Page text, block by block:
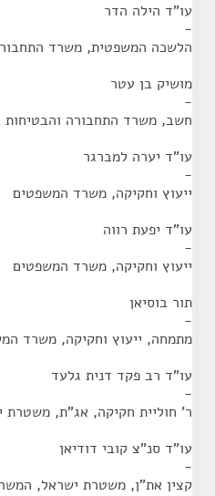
עו"ד הילה הדר
-
הלשכה המשפטית, משרד
מושיק בן עטר
-
חשב, משרד התחבורה והבטיחות
עו"ד יערה למברגר
-
ייעוץ וחקיקה, משרד המשפטים
עו"ד יפעת רווה
-
ייעוץ וחקיקה, משרד המשפטים
תור בוסיאן
-
מתמחה, ייעוץ וחקיקה, משרד
עו"ד רב פקד דנית גלעד
-
ר' חוליית חקיקה, אג"ת, משטרת
עו"ד סנ"צ קובי דודיאן
-
קצין את"ן, משטרת ישראל,